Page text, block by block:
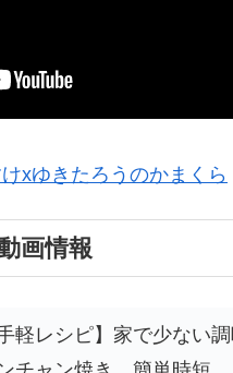
xゆきたろうのかまくら
画情報
手軽レシピ】家で少な